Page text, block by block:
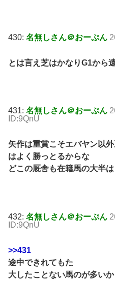
430: 名無しさん＠おーぷん
とは言え芝はかなりG1から
431: 名無しさん＠おーぷん
ID:9QnU
矢作は重賞こそエバヤン以
はよく勝っとるからな
どこの厩舎も在籍馬の大半は
432: 名無しさん＠おーぷん
ID:9QnU
>>431
途中できれてもた
大したことない馬のが多い